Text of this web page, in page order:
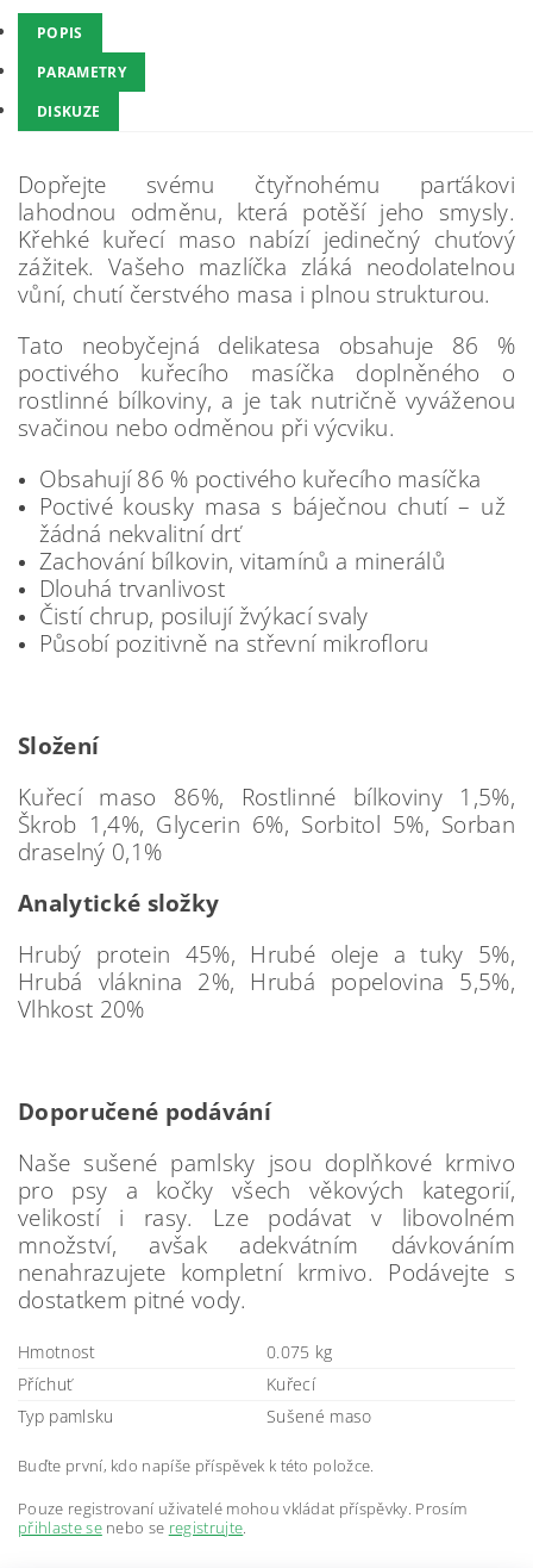
POPIS
PARAMETRY
DISKUZE
Dopřejte svému čtyřnohému parťákovi
lahodnou odměnu, která potěší jeho smysly.
Křehké kuřecí maso nabízí jedinečný chuťový
zážitek. Vašeho mazlíčka zláká neodolatelnou
vůní, chutí čerstvého masa i plnou strukturou.
Tato neobyčejná delikatesa obsahuje 86 %
poctivého kuřecího masíčka doplněného o
rostlinné bílkoviny, a je tak nutričně vyváženou
svačinou nebo odměnou při výcviku.
Obsahují 86 % poctivého kuřecího masíčka
Poctivé kousky masa s báječnou chutí – už
žádná nekvalitní drť
Zachování bílkovin, vitamínů a minerálů
Dlouhá trvanlivost
Čistí chrup, posilují žvýkací svaly
Působí pozitivně na střevní mikrofloru
Složení
Kuřecí maso 86%, Rostlinné bílkoviny 1,5%,
Škrob 1,4%, Glycerin 6%, Sorbitol 5%, Sorban
draselný 0,1%
Analytické složky
Hrubý protein 45%, Hrubé oleje a tuky 5%,
Hrubá vláknina 2%, Hrubá popelovina 5,5%,
Vlhkost 20%
Doporučené podávání
Naše sušené pamlsky jsou doplňkové krmivo
pro psy a kočky všech věkových kategorií,
velikostí i rasy. Lze podávat v libovolném
množství, avšak adekvátním dávkováním
nenahrazujete kompletní krmivo. Podávejte s
dostatkem pitné vody.
Hmotnost
0.075 kg
Příchuť
Kuřecí
Typ pamlsku
Sušené maso
Buďte první, kdo napíše příspěvek k této položce.
Pouze registrovaní uživatelé mohou vkládat příspěvky. Prosím
přihlaste senebo se registrujte.